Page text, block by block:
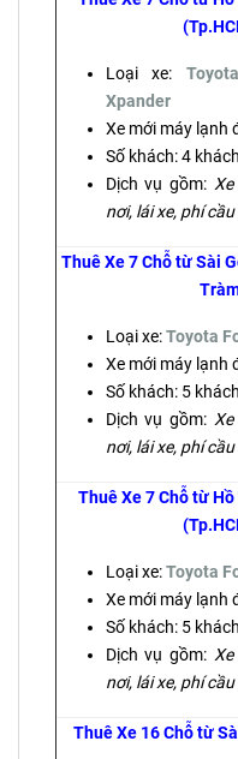
Loại xe:
Xpander
Xe mới máy lạnh
Số khách: 4
Dịch vụ gồm:
nơi, lái xe, phí
Thuê Xe 7 Chỗ từ Sài
Loại xe:Toyota
Xe mới máy lạnh
Số khách: 5
Dịch vụ gồm:
nơi, lái xe, phí
Thuê Xe 7 Chỗ từ
Loại xe:Toyota
Xe mới máy lạnh
Số khách: 5
Dịch vụ gồm:
nơi, lái xe, phí
Thuê Xe 16 Chỗ từ